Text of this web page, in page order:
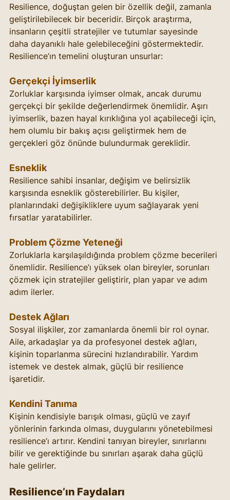
Resilience, doğuştan gelen bir özellik değil, zamanla
geliştirilebilecek bir beceridir. Birçok araştırma,
insanların çeşitli stratejiler ve tutumlar sayesinde
daha dayanıklı hale gelebileceğini göstermektedir.
Resilience’ın temelini oluşturan unsurlar:
Gerçekçi İyimserlik
Zorluklar karşısında iyimser olmak, ancak durumu
gerçekçi bir şekilde değerlendirmek önemlidir. Aşırı
iyimserlik, bazen hayal kırıklığına yol açabileceği için,
hem olumlu bir bakış açısı geliştirmek hem de
gerçekleri göz önünde bulundurmak gereklidir.
Esneklik
Resilience sahibi insanlar, değişim ve belirsizlik
karşısında esneklik gösterebilirler. Bu kişiler,
planlarındaki değişikliklere uyum sağlayarak yeni
fırsatlar yaratabilirler.
Problem Çözme Yeteneği
Zorluklarla karşılaşıldığında problem çözme becerileri
önemlidir. Resilience’ı yüksek olan bireyler, sorunları
çözmek için stratejiler geliştirir, plan yapar ve adım
adım ilerler.
Destek Ağları
Sosyal ilişkiler, zor zamanlarda önemli bir rol oynar.
Aile, arkadaşlar ya da profesyonel destek ağları,
kişinin toparlanma sürecini hızlandırabilir. Yardım
istemek ve destek almak, güçlü bir resilience
işaretidir.
Kendini Tanıma
Kişinin kendisiyle barışık olması, güçlü ve zayıf
yönlerinin farkında olması, duygularını yönetebilmesi
resilience’ı artırır. Kendini tanıyan bireyler, sınırlarını
bilir ve gerektiğinde bu sınırları aşarak daha güçlü
hale gelirler.
Resilience’ın Faydaları